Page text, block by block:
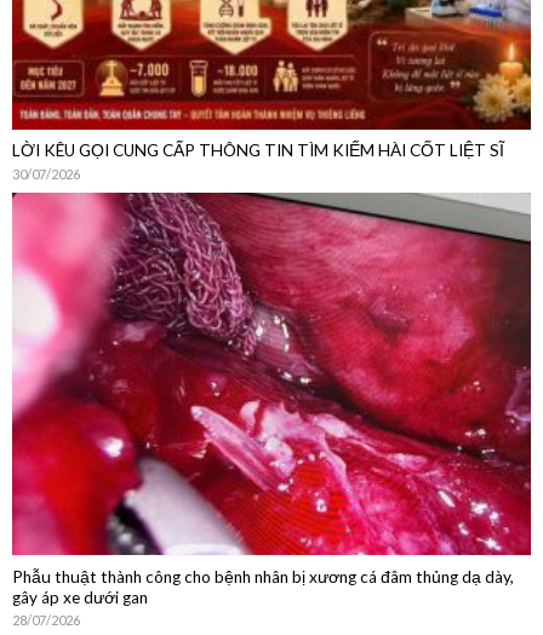
LỜI KÊU GỌI CUNG CẤP THÔNG TIN TÌM KIẾM HÀI CỐT LIỆT SĨ
30/07/2026